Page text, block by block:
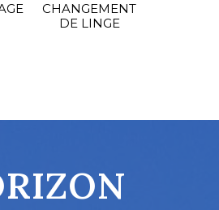
CHANGEMENT
DE LINGE